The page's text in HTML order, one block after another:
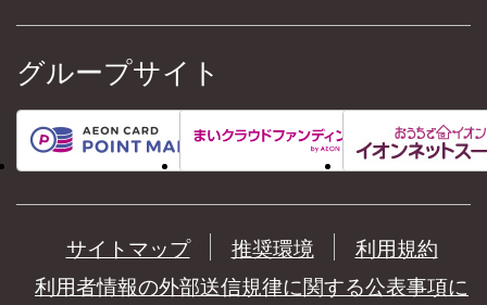
グループサイト
サイトマップ 推奨環境
利用規約
利用者情報の外部送信規律に関する公表事項に